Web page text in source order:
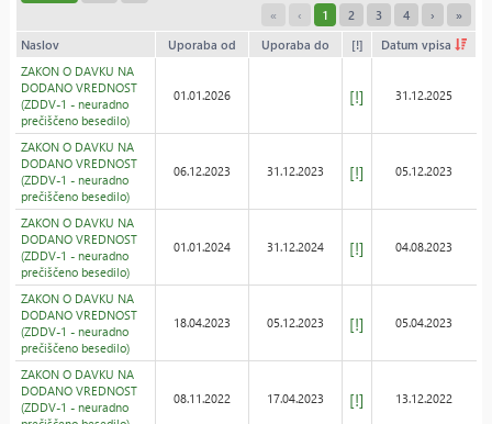
« ‹ 1 2 3 4 › »
Naslov Uporaba od Uporaba do [!]
Datum vpisa
ZAKON O DAVKU NA
DODANO VREDNOST
(ZDDV-1 - neuradno
prečiščeno besedilo)
01.01.2026 [!] 31.12.2025
ZAKON O DAVKU NA
DODANO VREDNOST
(ZDDV-1 - neuradno
prečiščeno besedilo)
06.12.2023 31.12.2023 [!] 05.12.2023
ZAKON O DAVKU NA
DODANO VREDNOST
(ZDDV-1 - neuradno
prečiščeno besedilo)
01.01.2024 31.12.2024 [!] 04.08.2023
ZAKON O DAVKU NA
DODANO VREDNOST
(ZDDV-1 - neuradno
prečiščeno besedilo)
18.04.2023 05.12.2023 [!] 05.04.2023
ZAKON O DAVKU NA
DODANO VREDNOST
(ZDDV-1 - neuradno
08.11.2022 17.04.2023 [!] 13.12.2022